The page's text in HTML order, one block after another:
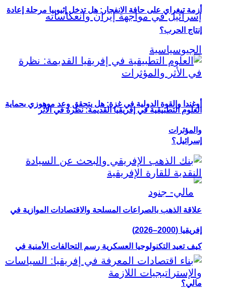
أوغندا والقوة الدولية في غزة: هل يتحقق وعد موهوزي بحماية
إسرائيل؟
كيف تعيد التكنولوجيا العسكرية رسم التحالفات الأمنية في
مالي؟
أزمة تيغراي على حافة الانفجار: هل تدخل إثيوبيا مرحلة إعادة
إنتاج الحرب؟
العلوم التطبيقية في إفريقيا القديمة: نظرة في الأثر
والمؤثرات
علاقة الذهب بالصراعات المسلحة والاقتصادات الموازية في
إفريقيا (2000–2026)